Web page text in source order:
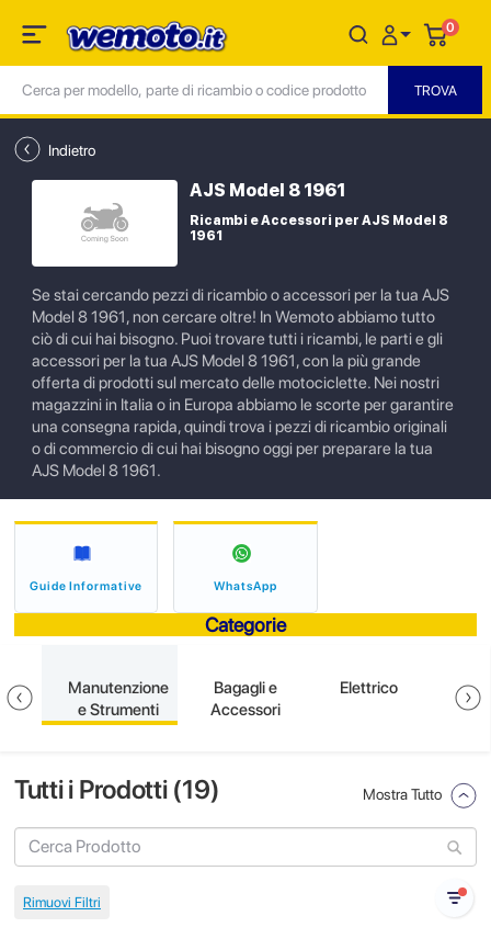
0
Indietro
AJS Model 8 1961
Ricambi e Accessori per AJS Model 8
1961
Se stai cercando pezzi di ricambio o accessori per la tua AJS
Model 8 1961, non cercare oltre! In Wemoto abbiamo tutto
ciò di cui hai bisogno. Puoi trovare tutti i ricambi, le parti e gli
accessori per la tua AJS Model 8 1961, con la più grande
offerta di prodotti sul mercato delle motociclette. Nei nostri
magazzini in Italia o in Europa abbiamo le scorte per garantire
una consegna rapida, quindi trova i pezzi di ricambio originali
o di commercio di cui hai bisogno oggi per preparare la tua
AJS Model 8 1961.
Guide Informative WhatsApp
Categorie
Manutenzione
e Strumenti
Bagagli e
Accessori
Elettrico
Tutti i Prodotti (19) Mostra Tutto